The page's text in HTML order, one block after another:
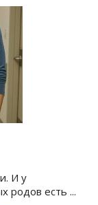
И у
родов есть ...